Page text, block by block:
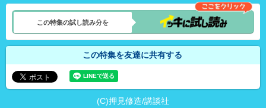
この特集の試し読み分を
この特集を友達に共有する
(C)押見修造/講談社